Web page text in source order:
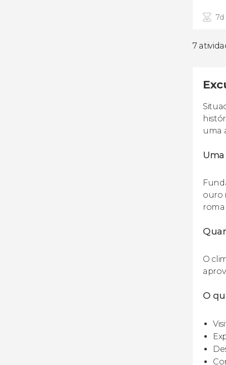
7d
7
uma
ouro
O
O